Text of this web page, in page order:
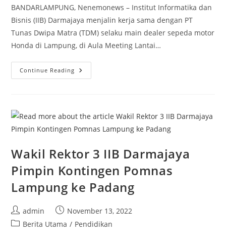
BANDARLAMPUNG, Nenemonews – Institut Informatika dan
Bisnis (IIB) Darmajaya menjalin kerja sama dengan PT
Tunas Dwipa Matra (TDM) selaku main dealer sepeda motor
Honda di Lampung, di Aula Meeting Lantai…
Continue Reading Mahasiswa
Presentasi
PT
TDM
Kerja
Sama
MBKM
Wakil Rektor 3 IIB Darmajaya
Pimpin Kontingen Pomnas
Lampung ke Padang
Post
author:
admin
Post
published:
November 13, 2022
PostBerita Utama / Pendidikan